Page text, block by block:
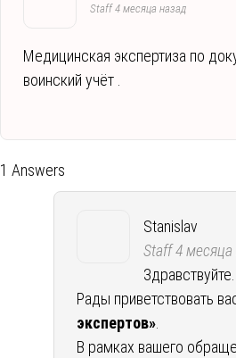
Staff4 месяца назад
Медицинская экспертиза по
воинский учёт .
1 Answers
Stanislav
Staff4 месяца
Здравствуйте.
Рады приветствовать
экспертов»
В рамках вашего